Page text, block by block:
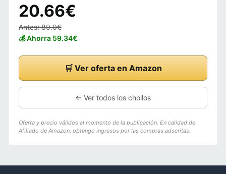
20.66€
Antes: 80.0€
💰 Ahorra 59.34€
🛒 Ver oferta en Amazon
← Ver todos los chollos
Oferta y precio válidos al momento de la publicación. En calidad de
Afiliado de Amazon, obtengo ingresos por las compras adscritas.